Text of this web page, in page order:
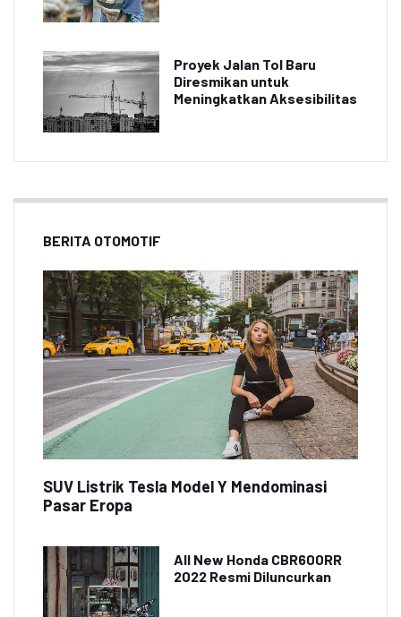
Proyek Jalan Tol Baru
Diresmikan untuk
Meningkatkan Aksesibilitas
BERITA OTOMOTIF
SUV Listrik Tesla Model Y Mendominasi
Pasar Eropa
All New Honda CBR600RR
2022 Resmi Diluncurkan